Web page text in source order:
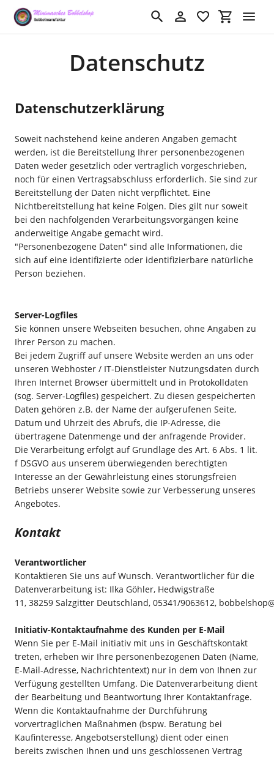
Direkt
zum
Inhalt
SuchenEinloggen
Datenschutz
Datenschutzerklärung
Soweit nachstehend keine anderen Angaben gemacht
werden, ist die Bereitstellung Ihrer personenbezogenen
Daten weder gesetzlich oder vertraglich vorgeschrieben,
noch für einen Vertragsabschluss erforderlich. Sie sind zur
Bereitstellung der Daten nicht verpflichtet. Eine
Nichtbereitstellung hat keine Folgen. Dies gilt nur soweit
bei den nachfolgenden Verarbeitungsvorgängen keine
anderweitige Angabe gemacht wird.
"Personenbezogene Daten" sind alle Informationen, die
sich auf eine identifizierte oder identifizierbare natürliche
Person beziehen.
Server-Logfiles
Sie können unsere Webseiten besuchen, ohne Angaben zu
Ihrer Person zu machen.
Bei jedem Zugriff auf unsere Website werden an uns oder
unseren Webhoster / IT-Dienstleister Nutzungsdaten durch
Ihren Internet Browser übermittelt und in Protokolldaten
(sog. Server-Logfiles) gespeichert. Zu diesen gespeicherten
Daten gehören z.B. der Name der aufgerufenen Seite,
Datum und Uhrzeit des Abrufs, die IP-Adresse, die
übertragene Datenmenge und der anfragende Provider.
Die Verarbeitung erfolgt auf Grundlage des Art. 6 Abs. 1 lit.
f DSGVO aus unserem überwiegenden berechtigten
Interesse an der Gewährleistung eines störungsfreien
Betriebs unserer Website sowie zur Verbesserung unseres
Angebotes.
Kontakt
Verantwortlicher
Kontaktieren Sie uns auf Wunsch. Verantwortlicher für die
Datenverarbeitung ist: Ilka Göhler, Hedwigstraße
11, 38259 Salzgitter Deutschland, 05341/9063612,
Initiativ-Kontaktaufnahme des Kunden per E-Mail
Wenn Sie per E-Mail initiativ mit uns in Geschäftskontakt
treten, erheben wir Ihre personenbezogenen Daten (Name,
E-Mail-Adresse, Nachrichtentext) nur in dem von Ihnen zur
Verfügung gestellten Umfang. Die Datenverarbeitung dient
der Bearbeitung und Beantwortung Ihrer Kontaktanfrage.
Wenn die Kontaktaufnahme der Durchführung
vorvertraglichen Maßnahmen (bspw. Beratung bei
Kaufinteresse, Angebotserstellung) dient oder einen
bereits zwischen Ihnen und uns geschlossenen Vertrag